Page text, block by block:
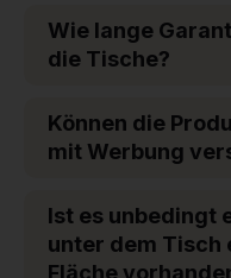
Wie lange
die Tische?
Können die
mit Werbung
Ist es unbedingt
unter dem Tisch
Fläche